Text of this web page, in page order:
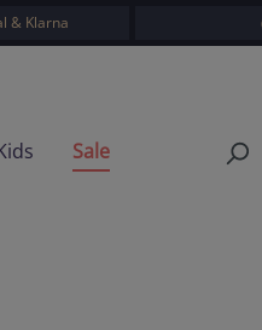
& Klarna
Sale